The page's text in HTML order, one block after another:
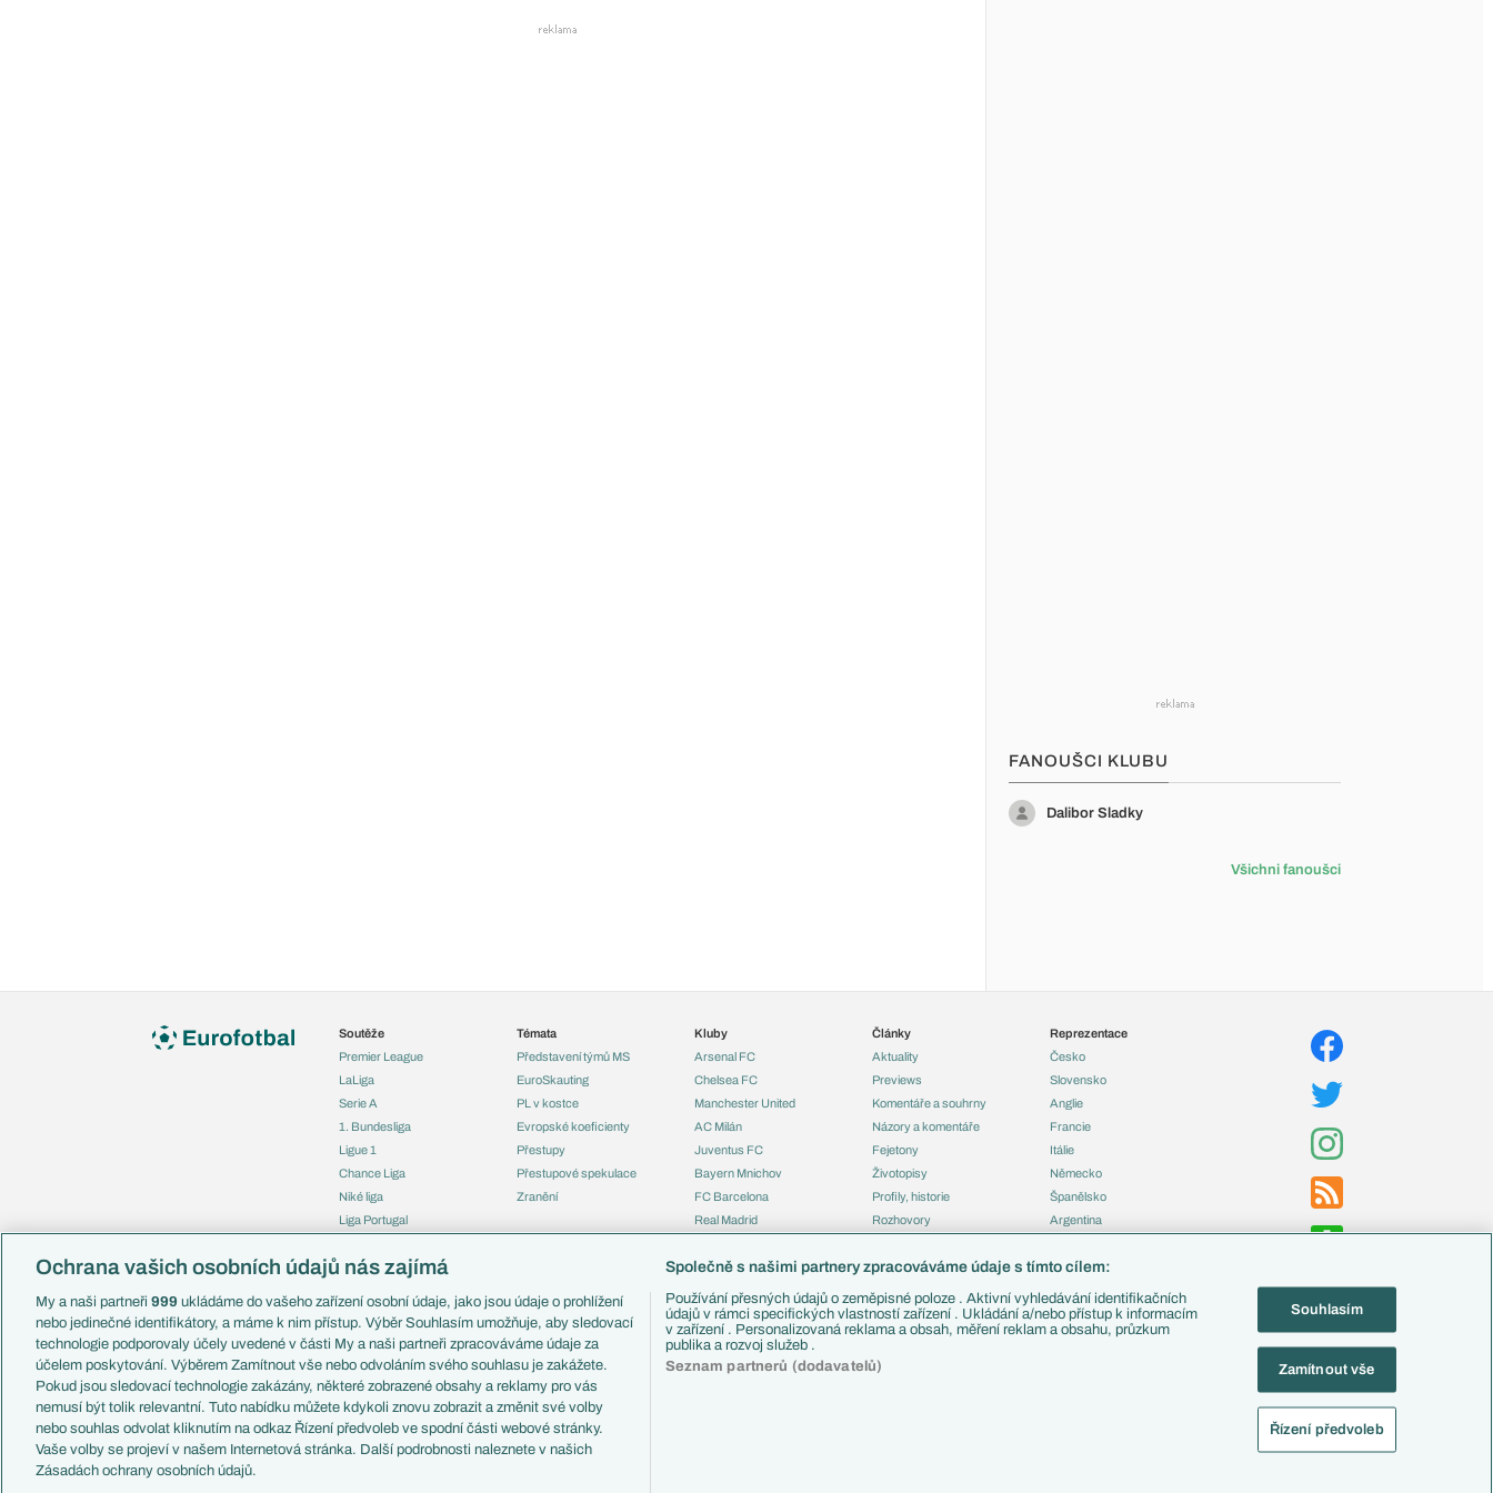
FANOUŠCI KLUBU
Dalibor Sladky
Všichni fanoušci
Soutěže
Premier League
LaLiga
Serie A
1. Bundesliga
Ligue 1
Chance Liga
Niké liga
Liga Portugal
Liga mistrů
Mistrovství světa
Liga národů
Témata
Představení týmů MS
EuroSkauting
PL v kostce
Evropské koeficienty
Přestupy
Přestupové spekulace
Zranění
Kluby
Arsenal FC
Chelsea FC
Manchester United
AC Milán
Juventus FC
Bayern Mnichov
FC Barcelona
Real Madrid
Články
Aktuality
Previews
Komentáře a souhrny
Názory a komentáře
Fejetony
Životopisy
Profily, historie
Rozhovory
Reprezentace
Česko
Slovensko
Anglie
Francie
Itálie
Německo
Španělsko
Argentina
Zápasy
Livescore
Copyright © 2001-2026 EuroFotbal.cz. Využíváme zpravodajství ČTK.
Ochrana vašich osobních údajů nás zajímá
My a naši partneři 999 ukládáme do vašeho zařízení osobní údaje, jako jsou údaje o prohlížení
nebo jedinečné identifikátory, a máme k nim přístup. Výběr Souhlasím umožňuje, aby sledovací
technologie podporovaly účely uvedené v části My a naši partneři zpracováváme údaje za
účelem poskytování. Výběrem Zamítnout vše nebo odvoláním svého souhlasu je zakážete.
Pokud jsou sledovací technologie zakázány, některé zobrazené obsahy a reklamy pro vás
nemusí být tolik relevantní. Tuto nabídku můžete kdykoli znovu zobrazit a změnit své volby
nebo souhlas odvolat kliknutím na odkaz Řízení předvoleb ve spodní části webové stránky.
Vaše volby se projeví v našem Internetová stránka. Další podrobnosti naleznete v našich
Zásadách ochrany osobních údajů.
Společně s našimi partnery zpracováváme údaje s tímto cílem:
Používání přesných údajů o zeměpisné poloze . Aktivní vyhledávání identifikačních
údajů v rámci specifických vlastností zařízení . Ukládání a/nebo přístup k informacím
v zařízení . Personalizovaná reklama a obsah, měření reklam a obsahu, průzkum
publika a rozvoj služeb .
Seznam partnerů (dodavatelů)
Souhlasím
Zamítnout vše
Řízení předvoleb